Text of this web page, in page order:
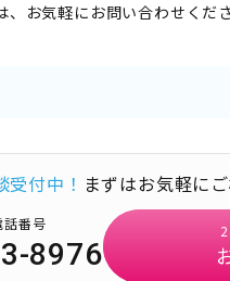
お気軽にお問い合わせくださ
受付中！ まずはお気軽に
話番号
8976